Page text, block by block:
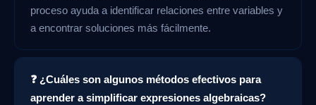
proceso ayuda a identificar relaciones entre variables y
a encontrar soluciones más fácilmente.
❓ ¿Cuáles son algunos métodos efectivos para
aprender a simplificar expresiones algebraicas?